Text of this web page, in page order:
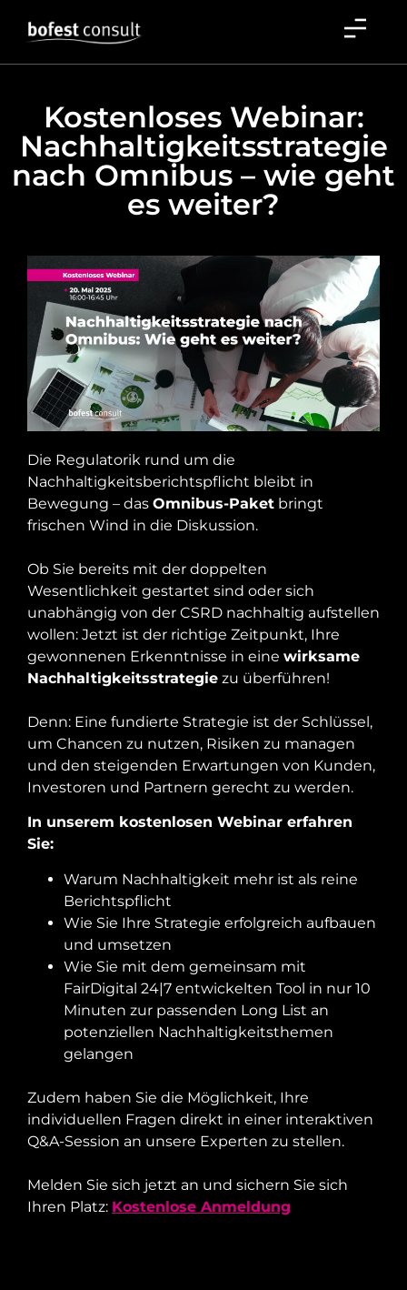
Kostenloses Webinar:
Nachhaltigkeitsstrategie
nach Omnibus – wie geht
es weiter?
Die Regulatorik rund um die
Nachhaltigkeitsberichtspflicht bleibt in
Bewegung – das Omnibus-Paket bringt
frischen Wind in die Diskussion.
Ob Sie bereits mit der doppelten
Wesentlichkeit gestartet sind oder sich
unabhängig von der CSRD nachhaltig aufstellen
wollen: Jetzt ist der richtige Zeitpunkt, Ihre
gewonnenen Erkenntnisse in eine wirksame
Nachhaltigkeitsstrategie zu überführen!
Denn: Eine fundierte Strategie ist der Schlüssel,
um Chancen zu nutzen, Risiken zu managen
und den steigenden Erwartungen von Kunden,
Investoren und Partnern gerecht zu werden.
In unserem kostenlosen Webinar erfahren
Sie:
Warum Nachhaltigkeit mehr ist als reine
Berichtspflicht
Wie Sie Ihre Strategie erfolgreich aufbauen
und umsetzen
Wie Sie mit dem gemeinsam mit
FairDigital 24|7 entwickelten Tool in nur 10
Minuten zur passenden Long List an
potenziellen Nachhaltigkeitsthemen
gelangen
Zudem haben Sie die Möglichkeit, Ihre
individuellen Fragen direkt in einer interaktiven
Q&A-Session an unsere Experten zu stellen.
Melden Sie sich jetzt an und sichern Sie sich
Ihren Platz: Kostenlose Anmeldung